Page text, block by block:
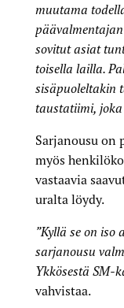
muutama
sovitut asiat
toisella lailla.
sisäpuoleltakin
taustatiimi,
Sarjanousu on
myös
vastaavia
uralta löydy.
”Kyllä se on iso
sarjanousu
Ykkösestä SM-
vahvistaa.